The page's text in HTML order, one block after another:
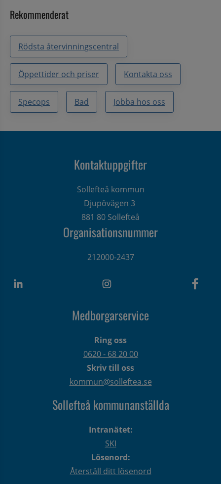
Rekommenderat
Rödsta återvinningscentral
Öppettider och priser Kontakta oss
Specops Bad Jobba hos oss
Kontaktuppgifter
Sollefteå kommun
Djupövägen 3
881 80 Sollefteå
Organisationsnummer
212000-2437
Medborgarservice
Ring oss
0620 - 68 20 00
Skriv till oss
kommun@solleftea.se
Sollefteå kommunanställda
Intranätet:
SKI
Lösenord:
Återställ ditt lösenord